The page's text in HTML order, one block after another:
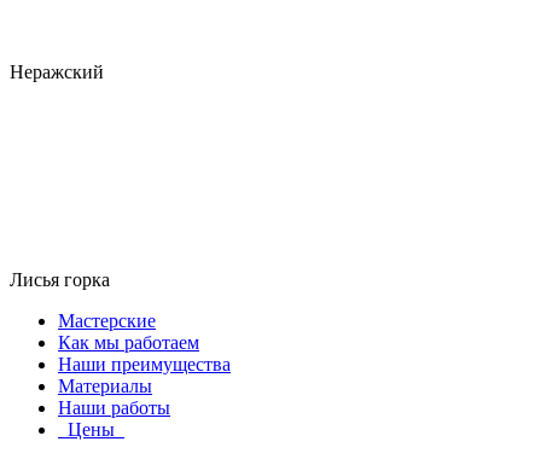
Неражский
Лисья горка
Мастерские
Как мы работаем
Наши преимущества
Материалы
Наши работы
Цены